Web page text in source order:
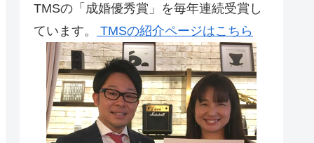
TMSの「成婚優秀賞」を毎年連続受賞し
ています。
TMSの紹介ページはこちら